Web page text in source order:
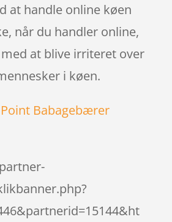
at handle online køen
når du handler online,
at blive irriteret over
i køen.
Point Babagebærer